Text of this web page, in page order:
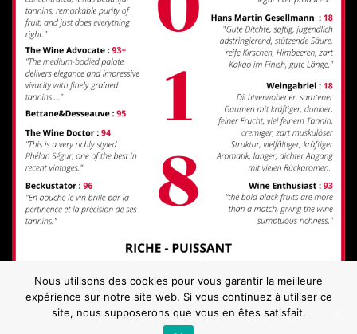
Nous utilisons des cookies pour vous garantir la meilleure
expérience sur notre site web. Si vous continuez à utiliser ce
site, nous supposerons que vous en êtes satisfait.